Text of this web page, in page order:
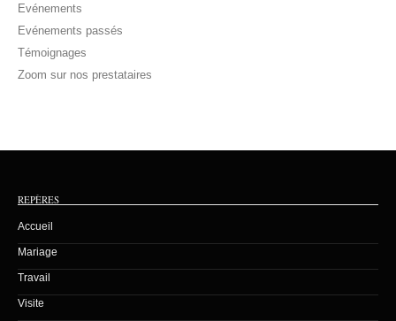
Evénements
Evénements passés
Témoignages
Zoom sur nos prestataires
REPÈRES
Accueil
Mariage
Travail
Visite